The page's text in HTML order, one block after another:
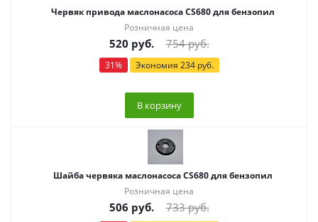
Червяк привода маслонасоса CS680 для бензопил
Розничная цена
520 руб. 754руб.
31% Экономия 234руб.
В корзину
Шайба червяка маслонасоса CS680 для бензопил
Розничная цена
506 руб. 733руб.